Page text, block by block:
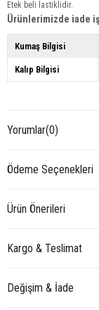
Etek beli lastiklidir.
Ürünlerimizde iade
Kumaş Bilgisi
Kalıp Bilgisi
Yorumlar(0)
Ödeme Seçenekleri
Ürün Önerileri
Kargo & Teslimat
Değişim & İade